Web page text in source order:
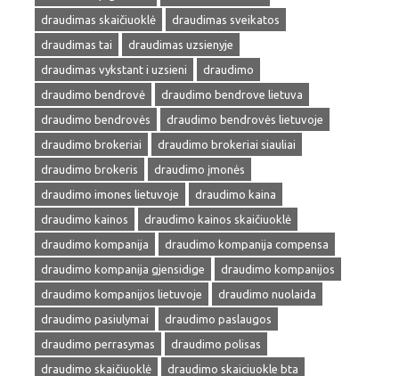
draudimas skaičiuoklė
draudimas sveikatos
draudimas tai
draudimas uzsienyje
draudimas vykstant i uzsieni
draudimo
draudimo bendrovė
draudimo bendrove lietuva
draudimo bendrovės
draudimo bendrovės lietuvoje
draudimo brokeriai
draudimo brokeriai siauliai
draudimo brokeris
draudimo įmonės
draudimo imones lietuvoje
draudimo kaina
draudimo kainos
draudimo kainos skaičiuoklė
draudimo kompanija
draudimo kompanija compensa
draudimo kompanija gjensidige
draudimo kompanijos
draudimo kompanijos lietuvoje
draudimo nuolaida
draudimo pasiulymai
draudimo paslaugos
draudimo perrasymas
draudimo polisas
draudimo skaičiuoklė
draudimo skaiciuokle bta